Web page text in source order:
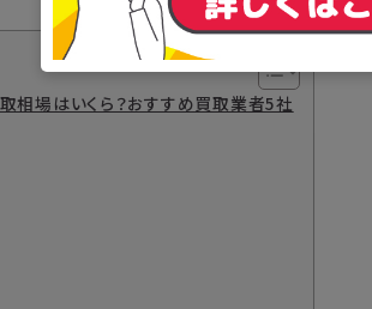
相場はいくら？おすすめ買取業者5社